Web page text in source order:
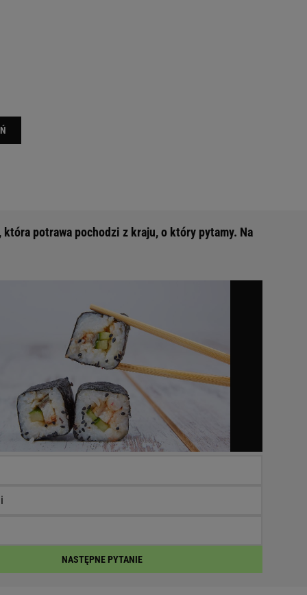
która potrawa pochodzi z kraju, o który pytamy. Na
NASTĘPNE PYTANIE